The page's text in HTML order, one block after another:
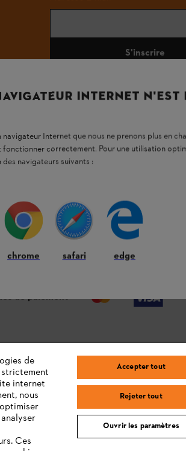
S'inscrire
ANS
LIVRAISON À DOMICILE
de paiement
Questions / Réponses
Moyens de paiement
Livraison
INTERNET
navigateur Internet que nous ne prenons plus en
fonctionner correctement. Pour une utilisation
des navigateurs suivants :
chrome safari edge
de
internet
nous
Ces
Accepter tout
Rejeter tout
Ouvrir les paramètres